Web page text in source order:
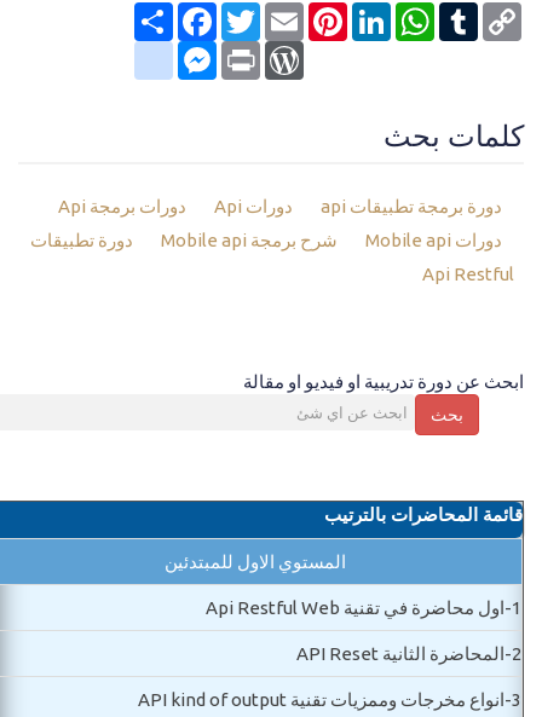
انشر
FacebookTwitterEmail
PinterestLinkedIn
WhatsAppTumblr Copy
Link
google_bookmarksMessenger Print
WordPress
كلمات بحث
دورة برمجة تطبيقات api دورات Api
دورات برمجة Api
دورات Mobile api
شرح برمجة Mobile api
دورة تطبيقات
Api Restful
ابحث عن دورة تدريبية او فيديو او مقالة
بحث
قائمة المحاضرات بالترتيب
المستوي الاول للمبتدئين
1- اول محاضرة في تقنية Api Restful Web
2- المحاضرة الثانية API Reset
3- انواع مخرجات وممزيات تقنية API kind of output